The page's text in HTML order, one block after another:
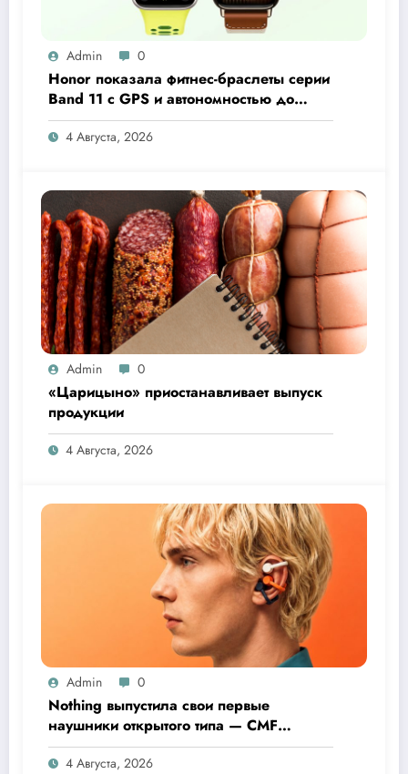
Admin 0
Honor показала фитнес-браслеты серии
Band 11 с GPS и автономностью до
26 дней
4 Августа, 2026
Admin 0
«Царицыно» приостанавливает выпуск
продукции
4 Августа, 2026
Admin 0
Nothing выпустила свои первые
наушники открытого типа — CMF
Clip Pro
4 Августа, 2026